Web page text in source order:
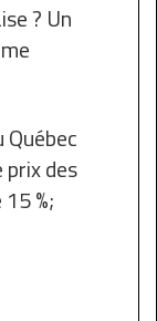
? Un
des
%;